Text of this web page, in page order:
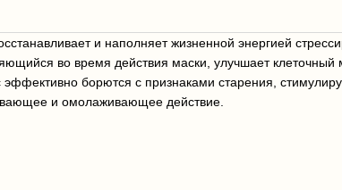
и наполняет жизненной энергией
во время действия маски, улучшает клеточный
борются с признаками старения,
и омолаживающее действие.